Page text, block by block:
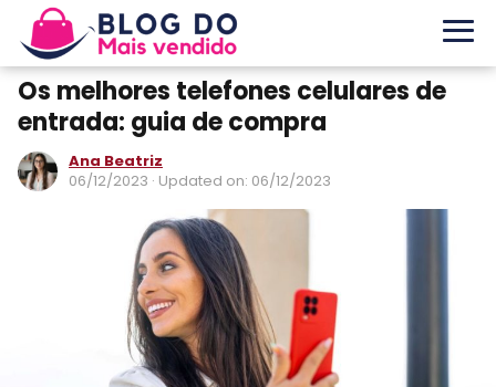
Os melhores telefones celulares de
entrada: guia de compra
Ana Beatriz
06/12/2023 · Updated on: 06/12/2023